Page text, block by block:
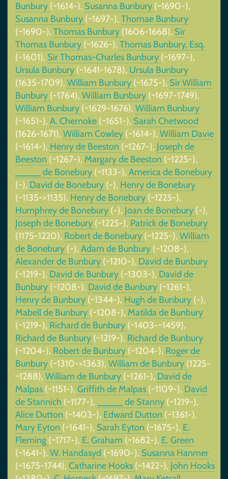
Bunbury (~1614-), Susanna Bunbury (~1690-),
Susanna Bunbury (~1697-), Thomae Bunbury
(~1690-), Thomas Bunbury (1606-1668), Sir
Thomas Bunbury (~1626-), Thomas Bunbury, Esq.
(-1601), Sir Thomas-Charles Bunbury (~1697-),
Ursula Bunbury (~1641-1678), Ursula Bunbury
(1635-1709), William Bunbury (~1675-), Sir William
Bunbury (-1764), William Bunbury (~1697-1749),
William Bunbury (~1629-1676), William Bunbury
(~1651-), A. Chernoke (~1651-), Sarah Chetwood
(1626-1671), William Cowley (~1614-), William Davie
(~1614-), Henry de Beeston (~1267-), Joseph de
Beeston (~1267-), Margary de Beeston (~1225-),
_____ de Bonebury (~1133-), America de Bonebury
(-), David de Bonebury (-), Henry de Bonebury
(~1135->1135), Henry de Bonebury (~1225-),
Humphrey de Bonebury (-), Joan de Bonebury (-),
Joseph de Bonebury (~1225-), Patrick de Bonebury
(1175-1220), Robert de Bonebury (~1225-), William
de Bonebury (-), Adam de Bunbury (~1208-),
Alexander de Bunbury (~1210-), David de Bunbury
(~1219-), David de Bunbury (~1303-), David de
Bunbury (~1208-), David de Bunbury (~1261-),
Henry de Bunbury (~1344-), Hugh de Bunbury (-),
Mabell de Bunbury (~1208-), Matilda de Bunbury
(~1219-), Richard de Bunbury (~1403-~1459),
Richard de Bunbury (~1219-), Richard de Bunbury
(~1204-), Robert de Bunbury (~1204-), Roger de
Bunbury (~1310->1363), William de Bunbury (1225-
~1288), William de Bunbury (~1261-), David de
Malpas (~1151-), Griffith de Malpas (~1109-), David
de Stannich (~1177-), _____ de Stanny (~1219-),
Alice Dutton (~1403-), Edward Dutton (~1361-),
Mary Eyton (~1641-), Sarah Eyton (~1675-), E.
Fleming (~1717-), E. Graham (~1682-), E. Green
(~1641-), W. Handasyd (~1690-), Susanna Hanmer
(~1675-1744), Catharine Hooks (~1422-), John Hooks